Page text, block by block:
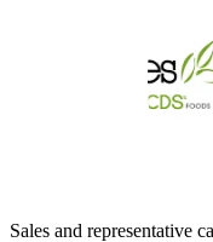
Sales and representative